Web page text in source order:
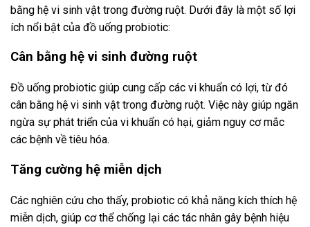
bằng hệ vi sinh vật trong đường ruột. Dưới đây là một số lợi
ích nổi bật của đồ uống probiotic:
Cân bằng hệ vi sinh đường ruột
Đồ uống probiotic giúp cung cấp các vi khuẩn có lợi, từ đó
cân bằng hệ vi sinh vật trong đường ruột. Việc này giúp ngăn
ngừa sự phát triển của vi khuẩn có hại, giảm nguy cơ mắc
các bệnh về tiêu hóa.
Tăng cường hệ miễn dịch
Các nghiên cứu cho thấy, probiotic có khả năng kích thích hệ
miễn dịch, giúp cơ thể chống lại các tác nhân gây bệnh hiệu